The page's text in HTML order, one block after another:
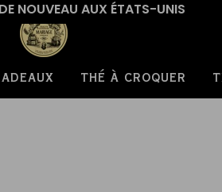
NOUVEAU AUX ÉTATS-UNIS
THÉ À CROQUER